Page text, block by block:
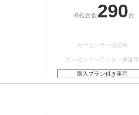
掲載台数290台
カーセンサー認定車
カーセンサーアフター保証車
購入プラン付き車両